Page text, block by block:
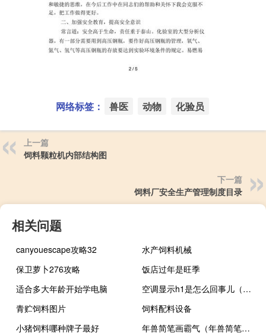
网络标签： 兽医 动物 化验员
上一篇
饲料颗粒机内部结构图
下一篇
饲料厂安全生产管理制度目录
相关问题
canyouescape攻略32
水产饲料机械
保卫萝卜276攻略
饭店过年是旺季
适合多大年龄开始学电脑
空调显示h1是怎么回事儿（空调显示h1是怎么回事）
青贮饲料图片
饲料配料设备
小猪饲料哪种牌子最好
年兽简笔画霸气（年兽简笔画）